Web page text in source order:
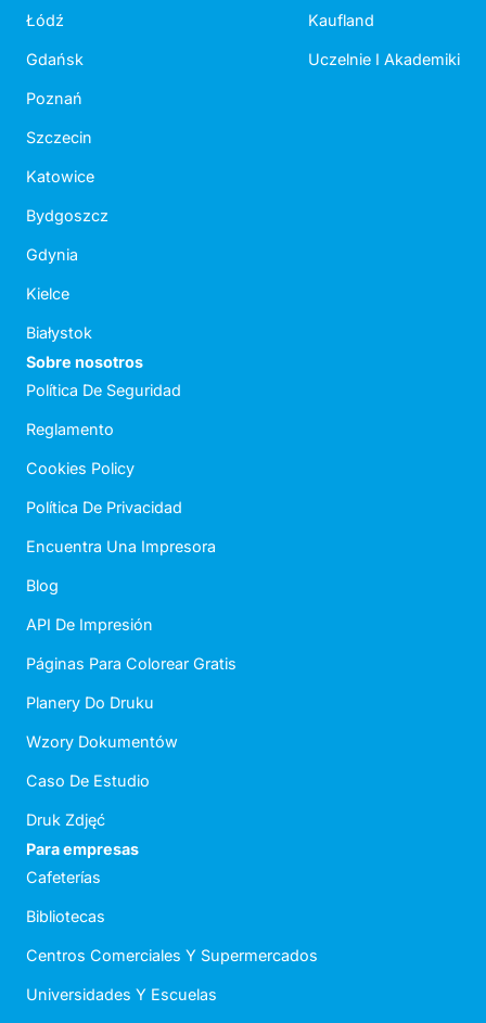
Łódź
Gdańsk
Poznań
Szczecin
Katowice
Bydgoszcz
Gdynia
Kielce
Białystok
Kaufland
Uczelnie I Akademiki
Sobre nosotros
Política De Seguridad
Reglamento
Cookies Policy
Política De Privacidad
Encuentra Una Impresora
Blog
API De Impresión
Páginas Para Colorear Gratis
Planery Do Druku
Wzory Dokumentów
Caso De Estudio
Druk Zdjęć
Para empresas
Cafeterías
Bibliotecas
Centros Comerciales Y Supermercados
Universidades Y Escuelas